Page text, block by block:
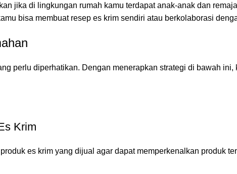
jika di lingkungan rumah kamu terdapat anak-anak dan
bisa membuat resep es krim sendiri atau berkolaborasi
perlu diperhatikan. Dengan menerapkan strategi di bawah
Krim
es krim yang dijual agar dapat memperkenalkan produk